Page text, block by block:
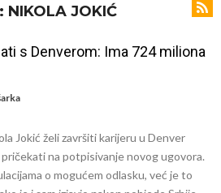
ko je drugi?Inter nema dovoljno sredstava,
neočekivanu odluku!
golmana za 50 miliona eura
na površinu! Rodri ponizio Real Madrid kao
NIKOLA JOKIĆ
s Denverom: Ima 724 miliona
Jokić želi završiti karijeru u Denver
na potpisivanje novog ugovora.
o mogućem odlasku, već je to